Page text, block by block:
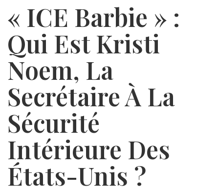
« ICE Barbie » :
Qui Est Kristi
Noem, La
Secrétaire À La
Sécurité
Intérieure Des
États-Unis ?